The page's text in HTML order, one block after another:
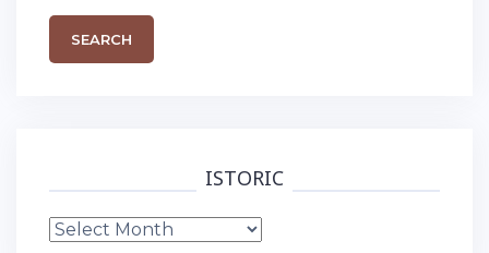
ISTORIC
Istoric